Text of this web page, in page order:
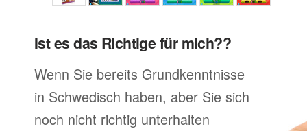
Ist es das Richtige für mich??
Wenn Sie bereits Grundkenntnisse
in Schwedisch haben, aber Sie sich
noch nicht richtig unterhalten